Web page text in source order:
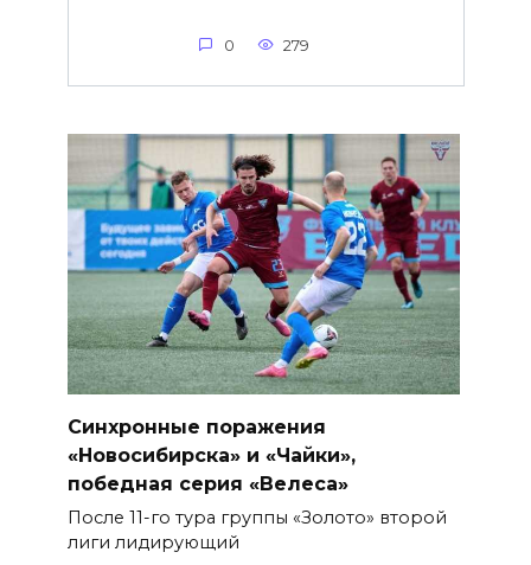
0 279
Синхронные поражения
«Новосибирска» и «Чайки»,
победная серия «Велеса»
После 11-го тура группы «Золото» второй
лиги лидирующий